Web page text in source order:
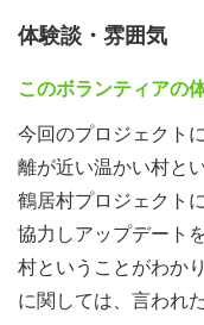
●２024年鶴居村プロ
8月〜9月にかけての
体験談・雰囲気
このボランティアの
今回のプロジェクト
離が近い温かい村と
鶴居村プロジェクト
協力しアップデート
村ということがわか
に関しては、言われ